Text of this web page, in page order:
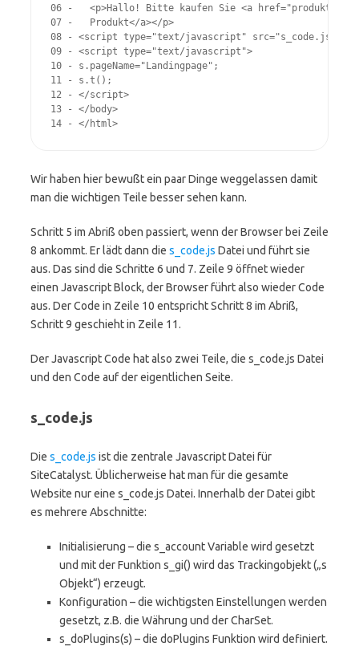
06 -   <p>Hallo! Bitte kaufen Sie <a
07 -   Produkt</a></p>
08 - <script type="text/javascript" src="s_code.js"></
09 - <script type="text/javascript">
10 - s.pageName="Landingpage";
11 - s.t();
12 - </script>
13 - </body>
14 - </html>
Wir haben hier bewußt ein paar Dinge weggelassen damit
man die wichtigen Teile besser sehen kann.
Schritt 5 im Abriß oben passiert, wenn der Browser bei Zeile
8 ankommt. Er lädt dann die s_code.js Datei und führt sie
aus. Das sind die Schritte 6 und 7. Zeile 9 öffnet wieder
einen Javascript Block, der Browser führt also wieder Code
aus. Der Code in Zeile 10 entspricht Schritt 8 im Abriß,
Schritt 9 geschieht in Zeile 11.
Der Javascript Code hat also zwei Teile, die s_code.js Datei
und den Code auf der eigentlichen Seite.
s_code.js
Die s_code.js ist die zentrale Javascript Datei für
SiteCatalyst. Üblicherweise hat man für die gesamte
Website nur eine s_code.js Datei. Innerhalb der Datei gibt
es mehrere Abschnitte:
Initialisierung – die s_account Variable wird gesetzt
und mit der Funktion s_gi() wird das Trackingobjekt („s
Objekt“) erzeugt.
Konfiguration – die wichtigsten Einstellungen werden
gesetzt, z.B. die Währung und der CharSet.
s_doPlugins(s) – die doPlugins Funktion wird definiert.